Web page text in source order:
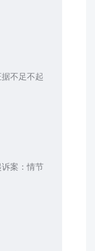
不足不起
案：情节